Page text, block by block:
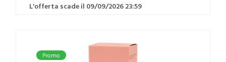
L'offerta scade il 09/09/2026 23:59
Promo